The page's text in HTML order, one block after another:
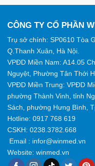
CÔNG TY CỔ PHẦN
Trụ sở chính: SP0610 Tòa
Q.Thanh Xuân, Hà Nội.
VPĐD Miền Nam: A14.05
Nguyệt, Phường Tân Thới
VPĐD Miền Trung: VPĐD
phường Thành Vinh, tỉnh
Sách, phường Hưng Bình,
Hotline: 0917 768 619
CSKH: 0238.3782.668
Email : infor@winmed.vn
Website: winmed.vn